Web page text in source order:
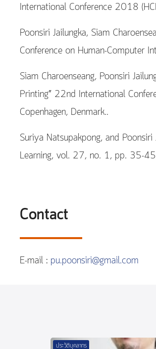
International Conference 2018
Poonsiri Jailungka, Siam
Conference on Human-Computer
Siam Charoenseang, Poonsiri
Printing” 22nd International
Copenhagen, Denmark..
Suriya Natsupakpong, and
Learning, vol. 27, no. 1, pp.
Contact
E-mail : pu.poonsiri@gmail.com
ประวัติบุคลากร